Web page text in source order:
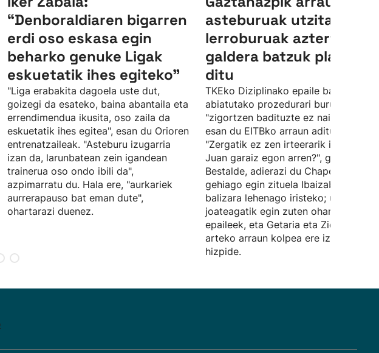
“Denboraldiaren bigarren
erdi oso eskasa egin
beharko genuke Ligak
eskuetatik ihes egiteko"
"Liga erabakita dagoela uste dut,
goizegi da esateko, baina abantaila eta
errendimendua ikusita, oso zaila da
eskuetatik ihes egitea", esan du Orioren
entrenatzaileak. "Asteburu izugarria
izan da, larunbatean zein igandean
trainerua oso ondo ibili da",
azpimarratu du. Hala ere, "aurkariek
aurrerapauso bat eman dute",
ohartarazi duenez.
asteburuak utzitako
lerroburuak aztertu eta
galdera batzuk
ditu
TKEko Diziplinako epaile batek
abiatutako prozedurari buruz,
"zigortzen badituzte ez naiz
esan du EITBko arraun adituak.
"Zergatik ez zen irteerarik izan, San
Juan garaiz egon arren?", galdetu du.
Bestalde, adierazi du Chapelak metro
gehiago egin zituela Ibaizabalen,
balizara lehenago iristeko; uberan
joateagatik egin zuten ohartarazpena
epaileek, eta Getaria eta Zierbenaren
arteko arraun kolpea ere izan du
hizpide.